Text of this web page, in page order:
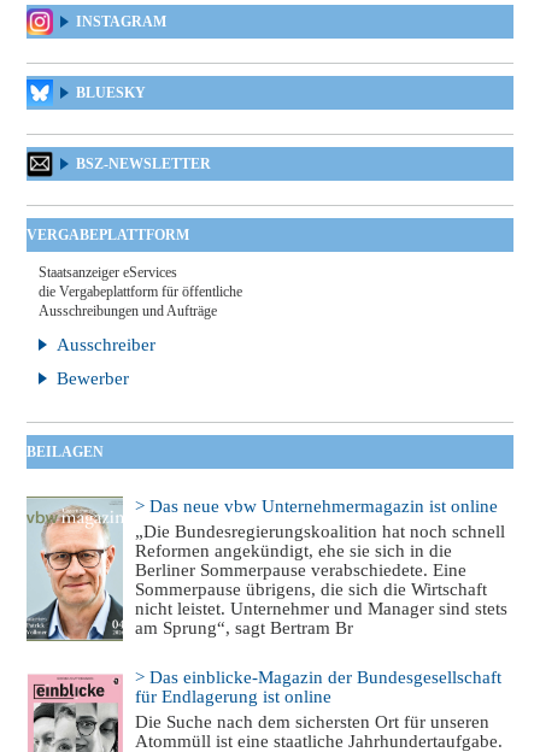
INSTAGRAM
BLUESKY
BSZ-NEWSLETTER
VERGABEPLATTFORM
Staatsanzeiger eServices
die Vergabeplattform für öffentliche
Ausschreibungen und Aufträge
Ausschreiber
Bewerber
BEILAGEN
> Das neue vbw Unternehmermagazin ist online
„Die Bundesregierungskoalition hat noch schnell
Reformen angekündigt, ehe sie sich in die
Berliner Sommerpause verabschiedete. Eine
Sommerpause übrigens, die sich die Wirtschaft
nicht leistet. Unternehmer und Manager sind stets
am Sprung“, sagt Bertram Br
> Das einblicke-Magazin der Bundesgesellschaft
für Endlagerung ist online
Die Suche nach dem sichersten Ort für unseren
Atommüll ist eine staatliche Jahrhundertaufgabe.